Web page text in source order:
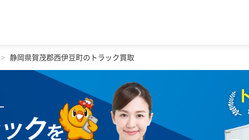
静岡県賀茂郡西伊豆町のトラック買取